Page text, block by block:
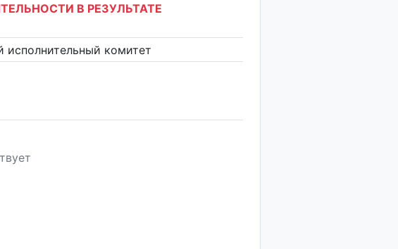
В РЕЗУЛЬТАТЕ
исполнительный комитет